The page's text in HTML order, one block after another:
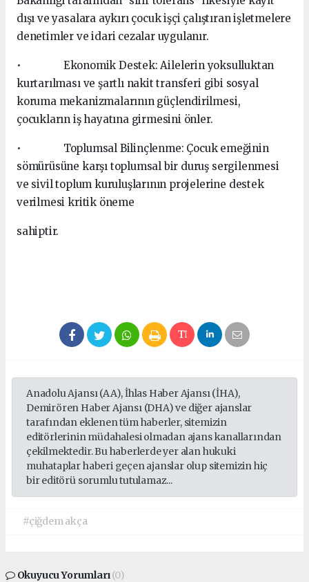
dışı ve yasalara aykırı çocuk işçi çalıştıran işletmelere
denetimler ve idari cezalar uygulanır.
• Ekonomik Destek: Ailelerin yoksulluktan
kurtarılması ve şartlı nakit transferi gibi sosyal
koruma mekanizmalarının güçlendirilmesi,
çocukların iş hayatına girmesini önler.
• Toplumsal Bilinçlenme: Çocuk emeğinin
sömürüsüne karşı toplumsal bir duruş sergilenmesi
ve sivil toplum kuruluşlarının projelerine destek
verilmesi kritik öneme
sahiptir.
Anadolu Ajansı (AA), İhlas Haber Ajansı (İHA),
Demirören Haber Ajansı (DHA) ve diğer ajanslar
tarafından eklenen tüm haberler, sitemizin
editörlerinin müdahalesi olmadan ajans kanallarından
çekilmektedir. Bu haberlerde yer alan hukuki
muhataplar haberi geçen ajanslar olup sitemizin hiç
bir editörü sorumlu tutulamaz...
#çiğdem akça
Okuyucu Yorumları(0)